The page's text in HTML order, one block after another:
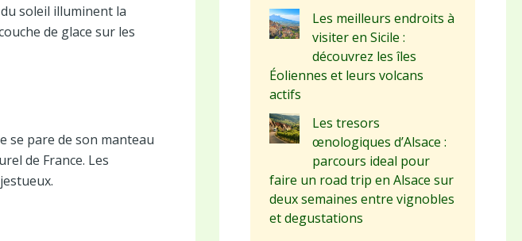
soleil illuminent la
de glace sur les
se pare de son manteau
de France. Les
Les meilleurs endroits à
visiter en Sicile :
découvrez les îles
Éoliennes et leurs volcans
actifs
Les tresors
œnologiques d’Alsace :
parcours ideal pour
faire un road trip en Alsace sur
deux semaines entre vignobles
et degustations